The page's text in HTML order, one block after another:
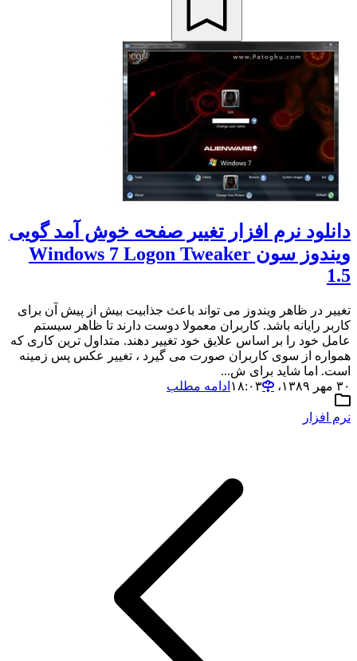
دانلود نرم افزار تغییر صفحه خوش آمد گویی
ویندوز سون Windows 7 Logon Tweaker
1.5
تغییر در ظاهر ویندوز می تواند باعث جذابیت بیش از پیش آن برای
کاربر رایانه باشد. کاربران معمولا دوست دارند تا ظاهر سیستم
عامل خود را بر اساس علایق خود تغییر دهند. متداول ترین کاری که
همواره از سوی کاربران صورت می گیرد ، تغییر عکس پس زمینه
است. اما شاید برای ش...
۳۰ مهر ۱۳۸۹،‏ ۱۸:۰۳
ادامه مطلب
نرم افزار